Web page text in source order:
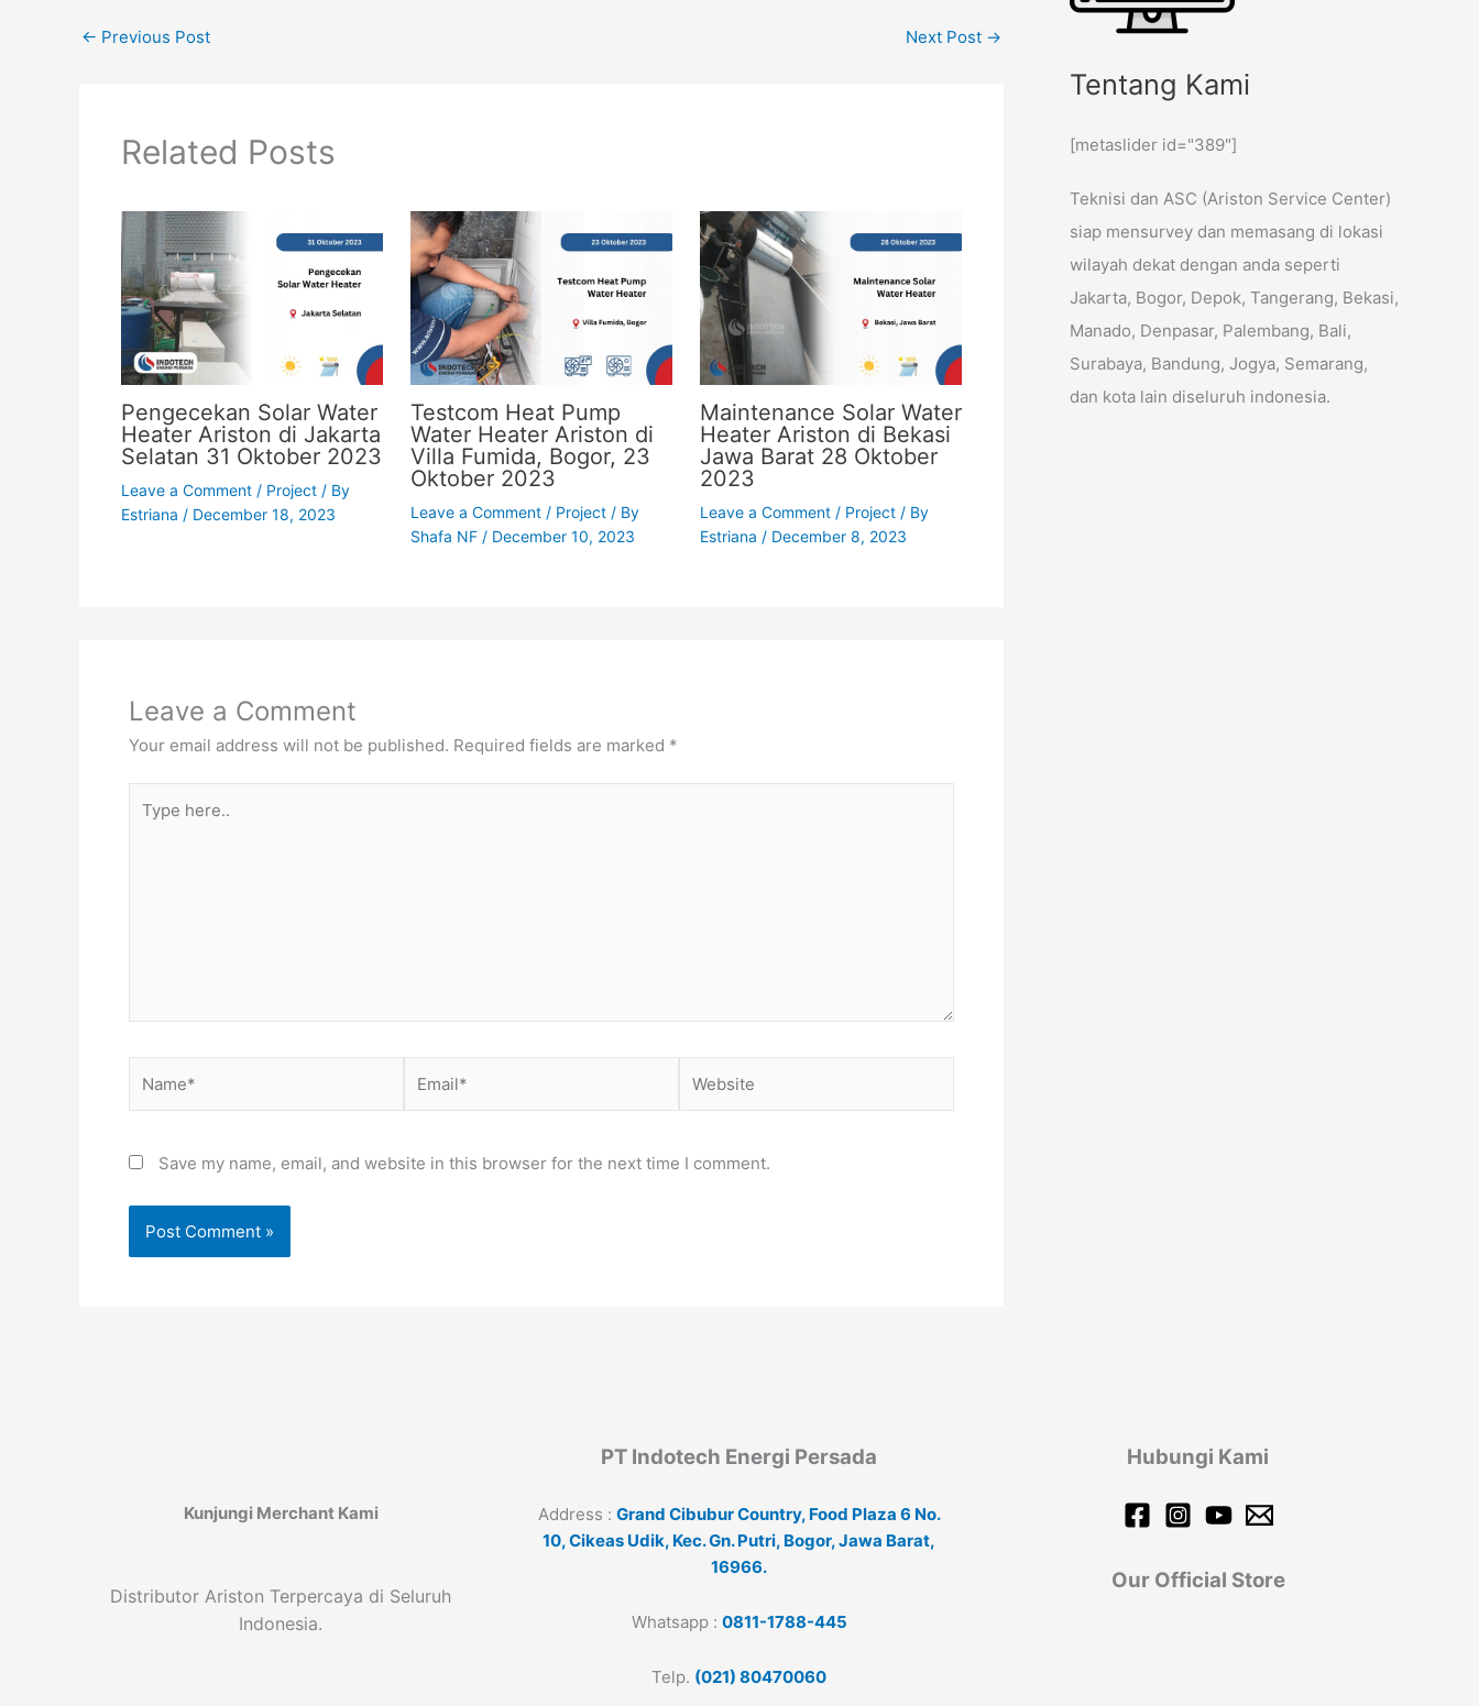
← Previous Post Next Post →
Related Posts
Pengecekan Solar Water
Heater Ariston di Jakarta
Selatan 31 Oktober 2023
Leave a Comment / Project/ By
Estriana / December 18, 2023
Testcom Heat Pump
Water Heater Ariston di
Villa Fumida, Bogor, 23
Oktober 2023
Leave a Comment / Project/ By
Shafa NF / December 10, 2023
Maintenance Solar Water
Heater Ariston di Bekasi
Jawa Barat 28 Oktober
2023
Leave a Comment / Project / By
Estriana / December 8, 2023
Leave a Comment
Your email address will not be published. Required fields are marked *
here..
Save my name, email, and website in this browser for the next time I comment.
Tentang Kami
[metaslider id="389"]
Teknisi dan ASC (Ariston Service Center)
siap mensurvey dan memasang di lokasi
wilayah dekat dengan anda seperti
Jakarta, Bogor, Depok, Tangerang, Bekasi,
Manado, Denpasar, Palembang, Bali,
Surabaya, Bandung, Jogya, Semarang,
dan kota lain diseluruh indonesia.
Kunjungi Merchant Kami
Distributor Ariston Terpercaya di Seluruh
Indonesia.
PT Indotech Energi Persada
Address : Grand Cibubur Country, Food Plaza 6 No.
10, Cikeas Udik, Kec. Gn. Putri, Bogor, Jawa Barat,
16966.
Whatsapp : 0811-1788-445
Telp. (021) 80470060
Hubungi Kami
Our Official Store